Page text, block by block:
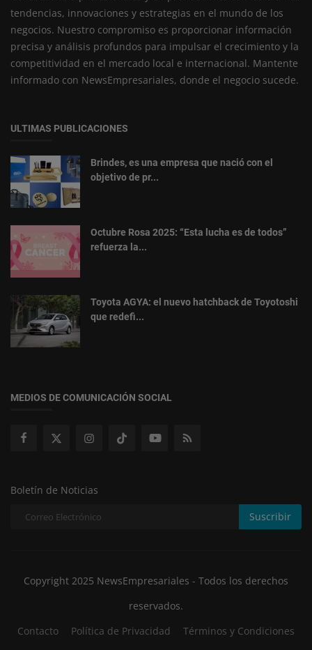
tendencias, innovaciones y estrategias en el mundo de los
negocios. Nuestro compromiso es proporcionar información
precisa y análisis profundos para impulsar el crecimiento y la
competitividad en el mercado local e internacional. Mantente
informado con NewsEmpresariales, donde el negocio sucede.
ULTIMAS PUBLICACIONES
Brindes, es una empresa que nació con el
objetivo de pr...
Octubre Rosa 2025: “Esta lucha es de todos”
refuerza la...
Toyota AGYA: el nuevo hatchback de Toyotoshi
que redefi...
MEDIOS DE COMUNICACIÓN SOCIAL
Boletín de Noticias
Suscribir
Copyright 2025 NewsEmpresariales - Todos los derechos
reservados.
Contacto
Política de Privacidad Términos y Condiciones